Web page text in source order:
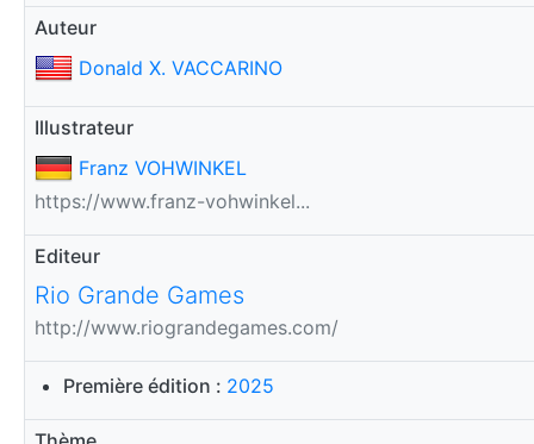
Auteur
Donald X. VACCARINO
Illustrateur
Franz VOHWINKEL
https://www.franz-vohwinkel...
Editeur
Rio Grande Games
http://www.riograndegames.com/
Première édition : 2025